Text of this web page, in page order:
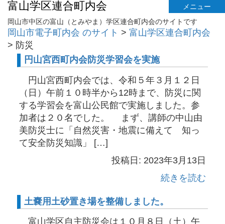
富山学区連合町内会
メニュー
岡山市中区の富山（とみやま）学区連合町内会のサイトです
岡山市電子町内会 のサイト > 富山学区連合町内会
> 防災
円山宮西町内会防災学習会を実施
円山宮西町内会では、令和５年３月１２日
（日）午前１０時半から12時まで、防災に関
する学習会を富山公民館で実施しました。参
加者は２０名でした。 まず、講師の中山由
美防災士に「自然災害・地震に備えて 知っ
て安全防災知識」 […]
投稿日: 2023年3月13日
続きを読む
土嚢用土砂置き場を整備しました。
富山学区自主防災会は１０月８日（土）午